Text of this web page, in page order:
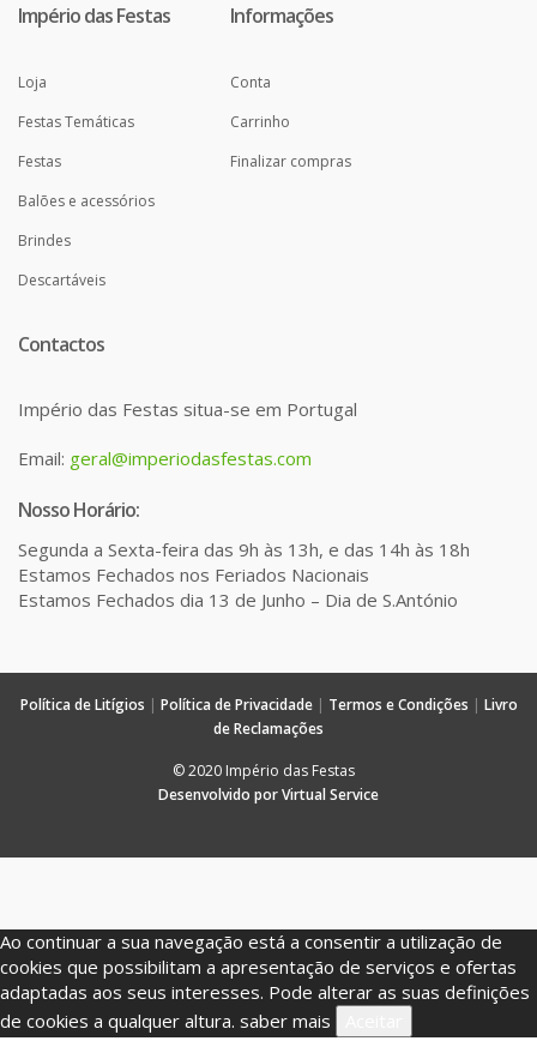
Império das Festas
Loja
Festas Temáticas
Festas
Balões e acessórios
Brindes
Descartáveis
Informações
Conta
Carrinho
Finalizar compras
Contactos
Império das Festas situa-se em Portugal
Email: geral@imperiodasfestas.com
Nosso Horário:
Segunda a Sexta-feira das 9h às 13h, e das 14h às 18h
Estamos Fechados nos Feriados Nacionais
Estamos Fechados dia 13 de Junho – Dia de S.António
Política de Litígios | Política de Privacidade| Termos e Condições | Livro
de Reclamações
© 2020 Império das Festas
Desenvolvido por Virtual Service
Ao continuar a sua navegação está a consentir a utilização de
cookies que possibilitam a apresentação de serviços e ofertas
adaptadas aos seus interesses. Pode alterar as suas definições
de cookies a qualquer altura. saber mais